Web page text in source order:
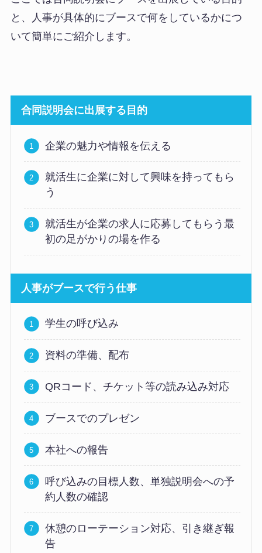
と、人事が具体的にブースで何をしているかにつ
いて簡単にご紹介します。
合同説明会に出展する目的
企業の魅力や情報を伝える
就活生に企業に対して興味を持ってもら
う
就活生が企業の求人に応募してもらう最
初の足がかりの場を作る
人事がブースで行う仕事
学生の呼び込み
資料の準備、配布
QRコード、チケット等の読み込み対応
ブースでのプレゼン
本社への報告
呼び込みの目標人数、単独説明会への予
約人数の確認
休憩のローテーション対応、引き継ぎ報
告